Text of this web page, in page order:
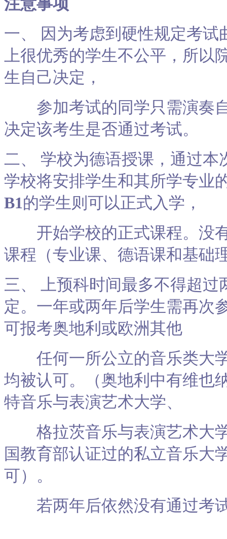
注意事项
一、 因为考虑到硬性规定考
上很优秀的学生不公平，所以
生自己决定，
参加考试的同学只需演奏自
决定该考生是否通过考试。
二、 学校为德语授课，通过
学校将安排学生和其所学专业
B1的学生则可以正式入学，
开始学校的正式课程。没有
课程（专业课、德语课和基础
三、 上预科时间最多不得超
定。一年或两年后学生需再次
可报考奥地利或欧洲其他
任何一所公立的音乐类大学
均被认可。（奥地利中有维也
特音乐与表演艺术大学、
格拉茨音乐与表演艺术大学
国教育部认证过的私立音乐大
可）。
若两年后依然没有通过考